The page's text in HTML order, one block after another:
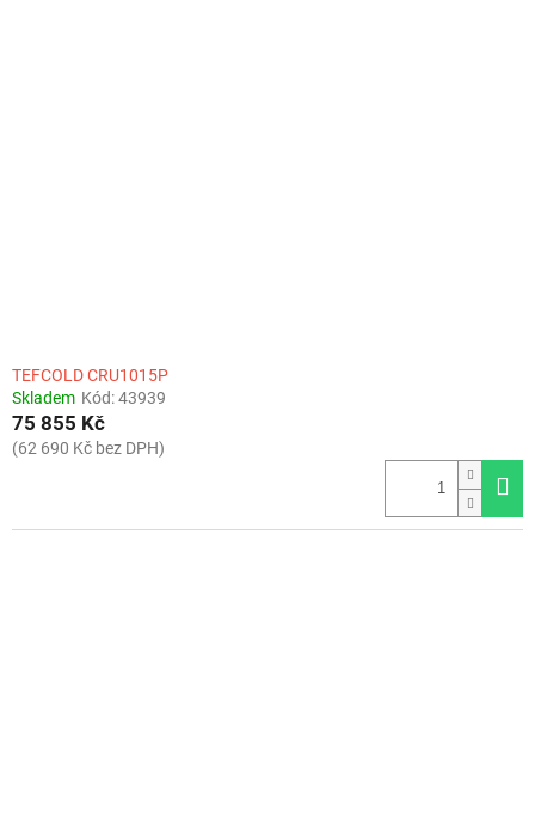
TEFCOLD CRU1015P
Skladem Kód:43939
75 855 Kč
(62 690 Kč bez DPH)